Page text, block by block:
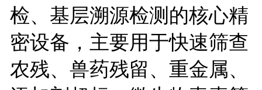
检、基层溯源检测的核心精
密设备，主要用于快速筛查
农残、兽药残留、重金属、